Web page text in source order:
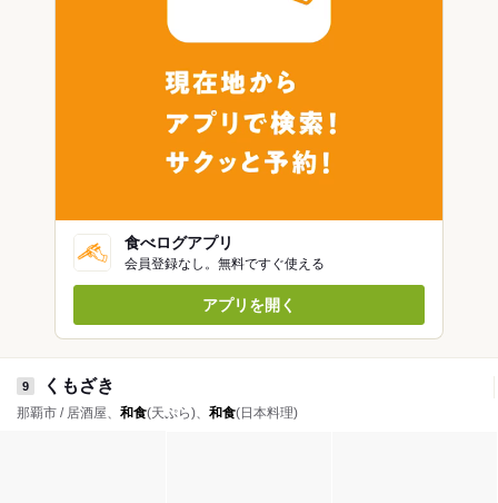
食べログアプリ
会員登録なし。無料ですぐ使える
アプリを開く
9 くもざき
那覇市 / 居酒屋、 和食(天ぷら)、 和食(日本料理)